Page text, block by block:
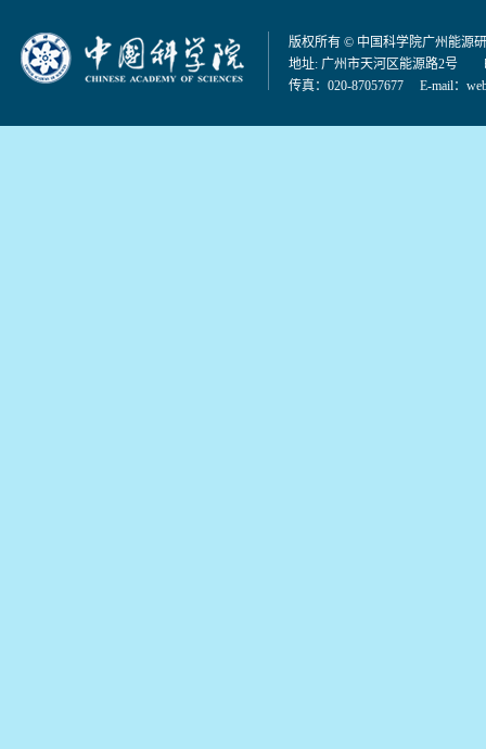
版权所有 © 中国科学院广州能源
地址: 广州市天河区能源路2号
传真：020-87057677 E-mail：